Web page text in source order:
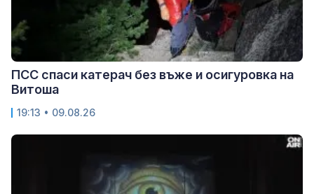
ПСС спаси катерач без въже и осигуровка на
Витоша
19:13 • 09.08.26